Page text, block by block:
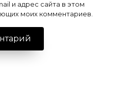
и адрес сайта в этом
моих комментариев.